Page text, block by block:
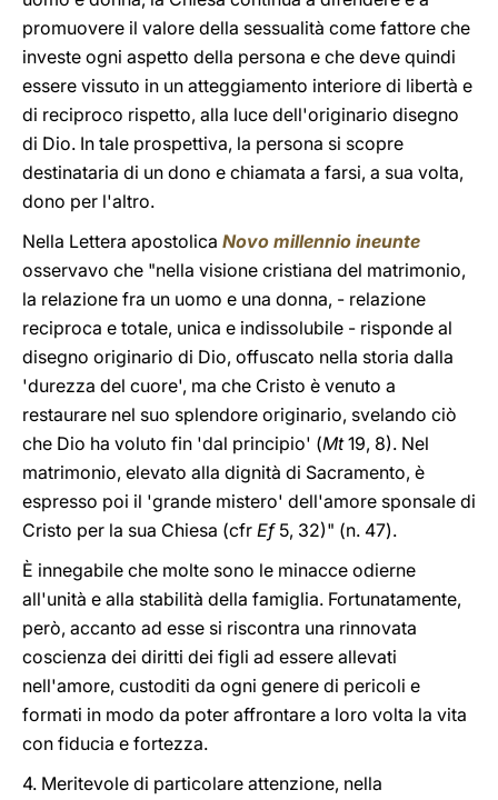
promuovere il valore della sessualità come fattore che
investe ogni aspetto della persona e che deve quindi
essere vissuto in un atteggiamento interiore di libertà e
di reciproco rispetto, alla luce dell'originario disegno
di Dio. In tale prospettiva, la persona si scopre
destinataria di un dono e chiamata a farsi, a sua volta,
dono per l'altro.
Nella Lettera apostolica Novo millennio ineunte
osservavo che "nella visione cristiana del matrimonio,
la relazione fra un uomo e una donna, - relazione
reciproca e totale, unica e indissolubile - risponde al
disegno originario di Dio, offuscato nella storia dalla
'durezza del cuore', ma che Cristo è venuto a
restaurare nel suo splendore originario, svelando ciò
che Dio ha voluto fin 'dal principio' (Mt19, 8). Nel
matrimonio, elevato alla dignità di Sacramento, è
espresso poi il 'grande mistero' dell'amore sponsale di
Cristo per la sua Chiesa (cfr Ef5, 32)" (n. 47).
È innegabile che molte sono le minacce odierne
all'unità e alla stabilità della famiglia. Fortunatamente,
però, accanto ad esse si riscontra una rinnovata
coscienza dei diritti dei figli ad essere allevati
nell'amore, custoditi da ogni genere di pericoli e
formati in modo da poter affrontare a loro volta la vita
con fiducia e fortezza.
4. Meritevole di particolare attenzione, nella